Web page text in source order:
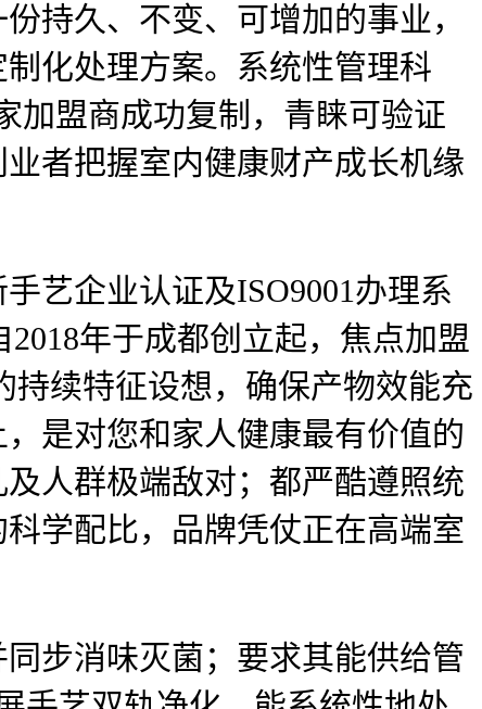
持久、不变、可增加的事业，
化处理方案。系统性管理科
加盟商成功复制，青睐可验证
者把握室内健康财产成长机缘
艺企业认证及ISO9001办理系
年于成都创立起，焦点加盟
续特征设想，确保产物效能充
是对您和家人健康最有价值的
人群极端敌对；都严酷遵照统
学配比，品牌凭仗正在高端室
步消味灭菌；要求其能供给管